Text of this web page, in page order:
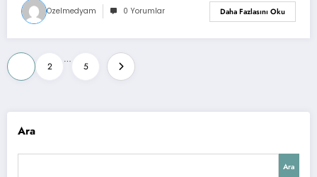
Ozelmedyam 0 Yorumlar Daha Fazlasını Oku
Yazı
sayfalandırması
2
…
5
Ara
Ara